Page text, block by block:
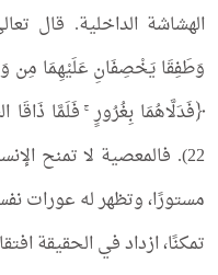
الهشاشة الداخلية. قال
﴿فَدَلَّاهُمَا بِغُرُورٍ ۚ فَلَمَّا
22). فالمعصية لا تمنح
مستورًا، وتظهر له عورات
تمكنًا، ازداد في الحقيقة